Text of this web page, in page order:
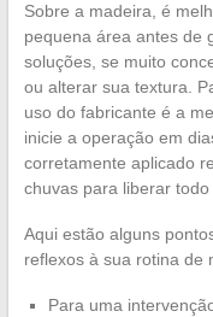
Sobre a madeira, é
pequena área antes de
soluções, se muito
ou alterar sua textura.
uso do fabricante é a
inicie a operação em
corretamente aplicado
chuvas para liberar todo
Aqui estão alguns
reflexos à sua rotina de
Para uma